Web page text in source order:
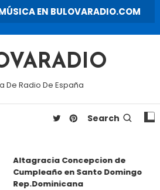
EN BULOVARADIO.COM
De Radio De España
Search
Altagracia Concepcion de
Cumpleaño en Santo Domingo
Rep.Dominicana